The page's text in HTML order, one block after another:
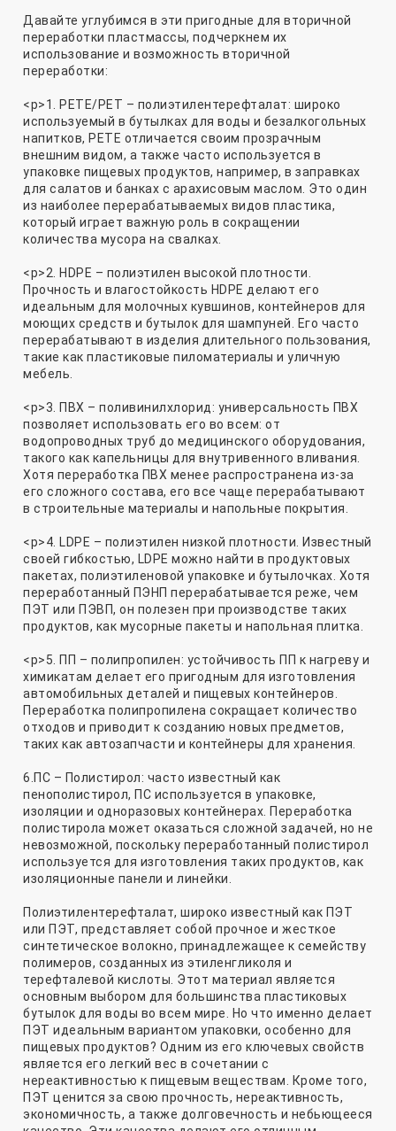
Давайте углубимся в эти пригодные для вторичной
переработки пластмассы, подчеркнем их
использование и возможность вторичной
переработки:
<р>1. PETE/PET – полиэтилентерефталат: широко
используемый в бутылках для воды и безалкогольных
напитков, PETE отличается своим прозрачным
внешним видом, а также часто используется в
упаковке пищевых продуктов, например, в заправках
для салатов и банках с арахисовым маслом. Это один
из наиболее перерабатываемых видов пластика,
который играет важную роль в сокращении
количества мусора на свалках.
<р>2. HDPE – полиэтилен высокой плотности.
Прочность и влагостойкость HDPE делают его
идеальным для молочных кувшинов, контейнеров для
моющих средств и бутылок для шампуней. Его часто
перерабатывают в изделия длительного пользования,
такие как пластиковые пиломатериалы и уличную
мебель.
<р>3. ПВХ – поливинилхлорид: универсальность ПВХ
позволяет использовать его во всем: от
водопроводных труб до медицинского оборудования,
такого как капельницы для внутривенного вливания.
Хотя переработка ПВХ менее распространена из-за
его сложного состава, его все чаще перерабатывают
в строительные материалы и напольные покрытия.
<р>4. LDPE – полиэтилен низкой плотности. Известный
своей гибкостью, LDPE можно найти в продуктовых
пакетах, полиэтиленовой упаковке и бутылочках. Хотя
переработанный ПЭНП перерабатывается реже, чем
ПЭТ или ПЭВП, он полезен при производстве таких
продуктов, как мусорные пакеты и напольная плитка.
<р>5. ПП – полипропилен: устойчивость ПП к нагреву и
химикатам делает его пригодным для изготовления
автомобильных деталей и пищевых контейнеров.
Переработка полипропилена сокращает количество
отходов и приводит к созданию новых предметов,
таких как автозапчасти и контейнеры для хранения.
6.ПС – Полистирол: часто известный как
пенополистирол, ПС используется в упаковке,
изоляции и одноразовых контейнерах. Переработка
полистирола может оказаться сложной задачей, но не
невозможной, поскольку переработанный полистирол
используется для изготовления таких продуктов, как
изоляционные панели и линейки.
Полиэтилентерефталат, широко известный как ПЭТ
или ПЭТ, представляет собой прочное и жесткое
синтетическое волокно, принадлежащее к семейству
полимеров, созданных из этиленгликоля и
терефталевой кислоты. Этот материал является
основным выбором для большинства пластиковых
бутылок для воды во всем мире. Но что именно делает
ПЭТ идеальным вариантом упаковки, особенно для
пищевых продуктов? Одним из его ключевых свойств
является его легкий вес в сочетании с
нереактивностью к пищевым веществам. Кроме того,
ПЭТ ценится за свою прочность, нереактивность,
экономичность, а также долговечность и небьющееся